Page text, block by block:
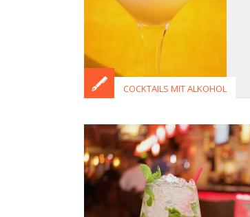
COCKTAILS MIT ALKOHOL